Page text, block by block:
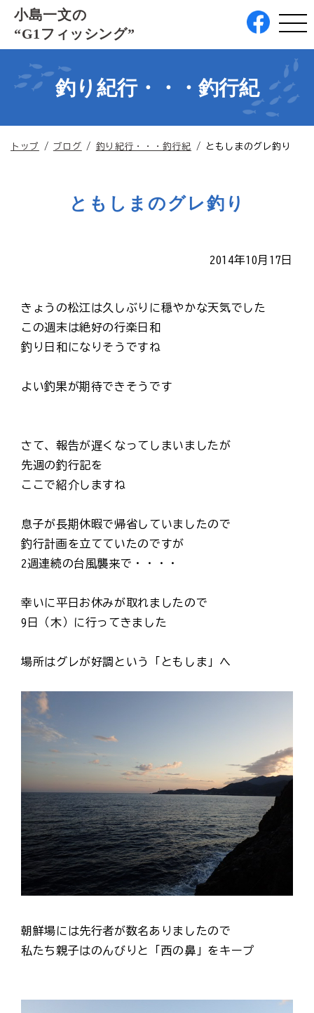
このページの本文へ
小島一文の
“G1フィッシング”
釣り紀行・・・釣行紀
現
トップ / ブログ / 釣り紀行・・・釣行紀 / ともしまのグレ釣り
ともしまのグレ釣り
2014年10月17日
きょうの松江は久しぶりに穏やかな天気でした
この週末は絶好の行楽日和
釣り日和になりそうですね
よい釣果が期待できそうです
さて、報告が遅くなってしまいましたが
先週の釣行記を
ここで紹介しますね
息子が長期休暇で帰省していましたので
釣行計画を立てていたのですが
2週連続の台風襲来で・・・・
幸いに平日お休みが取れましたので
9日（木）に行ってきました
場所はグレが好調という「ともしま」へ
朝鮮場には先行者が数名ありましたので
私たち親子はのんびりと「西の鼻」をキープ